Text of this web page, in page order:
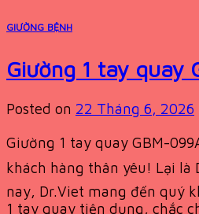
GIƯỜNG BỆNH
Giường 1 tay quay
Posted on 22 Tháng 6, 2026
Giường 1 tay quay GBM-
khách hàng thân yêu! Lại là
nay, Dr.Viet mang đến quý
1 tay quay tiện dụng, chắc